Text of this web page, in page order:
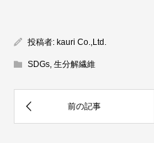
投稿者: kauri Co.,Ltd.
SDGs, 生分解繊維